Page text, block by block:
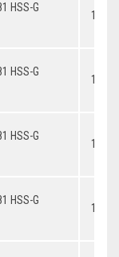
HSS-G
HSS-G
HSS-G
HSS-G